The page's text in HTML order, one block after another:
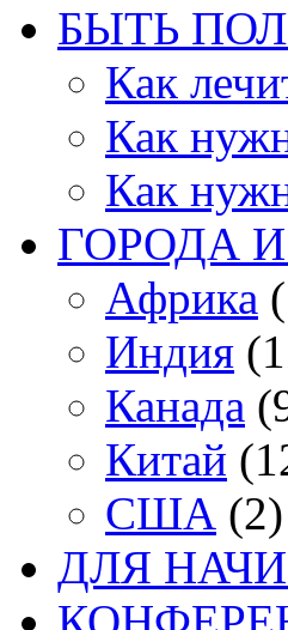
БЫТЬ
Как
Как
Как
ГОРОДА
Африка
Индия
Канада
Китай
США (2)
ДЛЯ